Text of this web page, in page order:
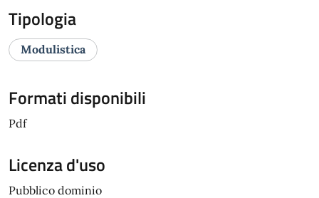
Tipologia
Modulistica
Formati disponibili
Pdf
Licenza d'uso
Pubblico dominio